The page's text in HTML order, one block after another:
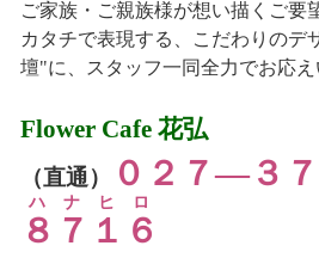
ご家族・ご親族様が想い描くご要
カタチで表現する、こだわりのデ
壇"に、スタッフ一同全力でお応え
Flower Cafe 花弘
（直通）
０２７―３
８７１６
ハナヒロ